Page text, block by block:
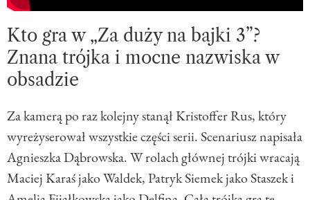
Kto gra w „Za duży na bajki 3”?
Znana trójka i mocne nazwiska w
obsadzie
Za kamerą po raz kolejny stanął Kristoffer Rus, który
wyreżyserował wszystkie części serii. Scenariusz napisała
Agnieszka Dąbrowska. W rolach głównej trójki wracają
Maciej Karaś jako Waldek, Patryk Siemek jako Staszek i